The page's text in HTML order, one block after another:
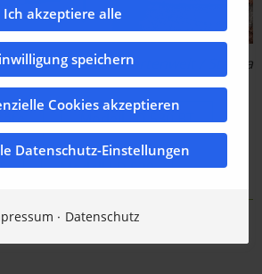
Florians Gartenwelt / Stabila
Modell LD 530 BT
Modell LD 520
Ich akzeptiere alle
speichern
Cookies akzeptieren
Datenschutz-Einstellungen
Datenschutz